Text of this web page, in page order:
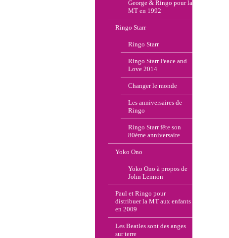
George & Ringo pour la
MT en 1992
Ringo Starr
Ringo Starr
Ringo Starr Peace and
Love 2014
Changer le monde
Les anniversaires de
Ringo
Ringo Starr fête son
80ème anniversaire
Yoko Ono
Yoko Ono à propos de
John Lennon
Paul et Ringo pour
distribuer la MT aux enfants
en 2009
Les Beatles sont des anges
sur terre